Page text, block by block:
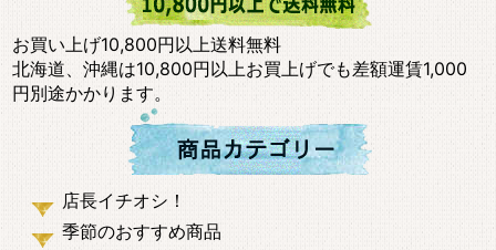
お買い上げ10,800円以上送料無料
北海道、沖縄は10,800円以上お買上げでも差額運賃1,000
円別途かかります。
店長イチオシ！
季節のおすすめ商品